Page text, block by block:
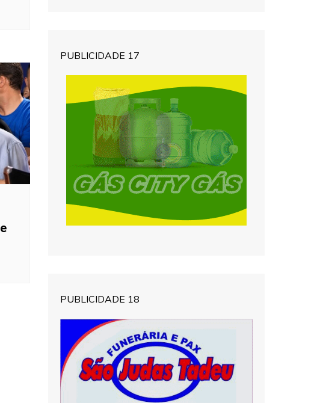
PUBLICIDADE 17
PUBLICIDADE 18